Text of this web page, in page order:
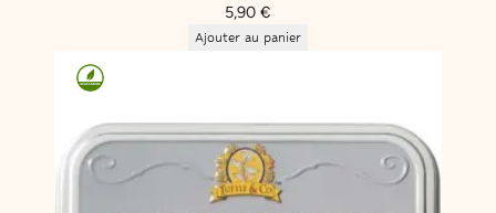
5,90 €
Ajouter au panier